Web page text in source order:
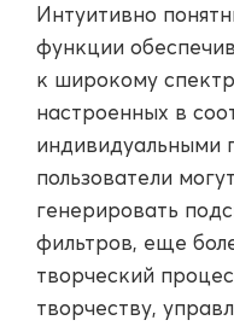
Интуитивно
функции
к широкому
настроенных в
индивидуальными
пользователи
генерировать
фильтров, еще
творческий
творчеству,